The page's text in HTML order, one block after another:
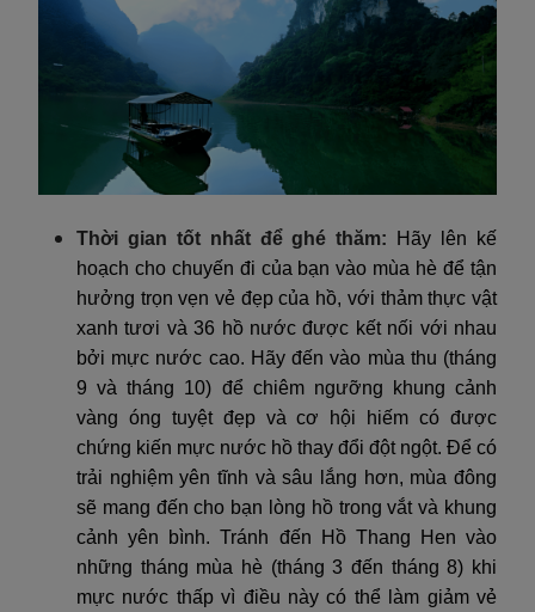
Thời gian tốt nhất để ghé thăm:
Hãy lên kế
hoạch cho chuyến đi của bạn vào mùa hè để tận
hưởng trọn vẹn vẻ đẹp của hồ, với thảm thực vật
xanh tươi và 36 hồ nước được kết nối với nhau
bởi mực nước cao. Hãy đến vào mùa thu (tháng
9 và tháng 10) để chiêm ngưỡng khung cảnh
vàng óng tuyệt đẹp và cơ hội hiếm có được
chứng kiến mực nước hồ thay đổi đột ngột. Để có
trải nghiệm yên tĩnh và sâu lắng hơn, mùa đông
sẽ mang đến cho bạn lòng hồ trong vắt và khung
cảnh yên bình. Tránh đến Hồ Thang Hen vào
những tháng mùa hè (tháng 3 đến tháng 8) khi
mực nước thấp vì điều này có thể làm giảm vẻ